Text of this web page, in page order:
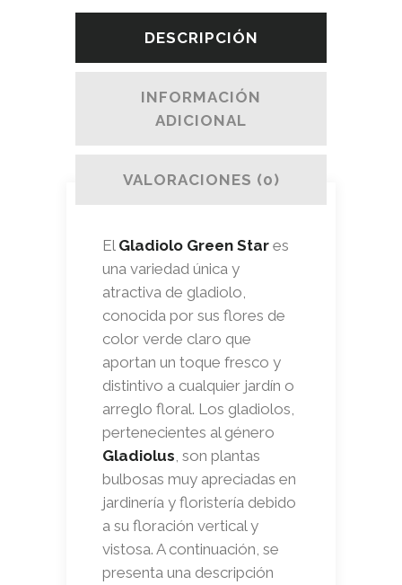
DESCRIPCIÓN
INFORMACIÓN
ADICIONAL
VALORACIONES (0)
El Gladiolo Green Star es
una variedad única y
atractiva de gladiolo,
conocida por sus flores de
color verde claro que
aportan un toque fresco y
distintivo a cualquier jardín o
arreglo floral. Los gladiolos,
pertenecientes al género
Gladiolus , son plantas
bulbosas muy apreciadas en
jardinería y floristería debido
a su floración vertical y
vistosa. A continuación, se
presenta una descripción